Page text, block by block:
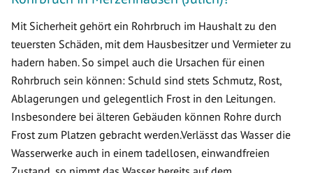
Mit Sicherheit gehört ein Rohrbruch im Haushalt zu den
teuersten Schäden, mit dem Hausbesitzer und Vermieter zu
hadern haben. So simpel auch die Ursachen für einen
Rohrbruch sein können: Schuld sind stets Schmutz, Rost,
Ablagerungen und gelegentlich Frost in den Leitungen.
Insbesondere bei älteren Gebäuden können Rohre durch
Frost zum Platzen gebracht werden.Verlässt das Wasser die
Wasserwerke auch in einem tadellosen, einwandfreien